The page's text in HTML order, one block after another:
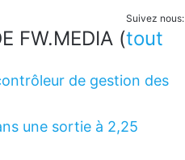
Suivez nous:
FW.MEDIA (tout
de gestion des
une sortie à 2,25